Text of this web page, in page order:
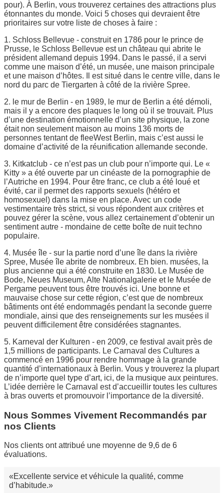
pour). À Berlin, vous trouverez certaines des attractions plus
étonnantes du monde. Voici 5 choses qui devraient être
prioritaires sur votre liste de choses à faire :
1. Schloss Bellevue - construit en 1786 pour le prince de
Prusse, le Schloss Bellevue est un château qui abrite le
président allemand depuis 1994. Dans le passé, il a servi
comme une maison d’été, un musée, une maison principale
et une maison d’hôtes. Il est situé dans le centre ville, dans le
nord du parc de Tiergarten à côté de la rivière Spree.
2. le mur de Berlin - en 1989, le mur de Berlin a été démoli,
mais il y a encore des plaques le long où il se trouvait. Plus
d’une destination émotionnelle d’un site physique, la zone
était non seulement maison au moins 136 morts de
personnes tentant de fleeWest Berlin, mais c’est aussi le
domaine d’activité de la réunification allemande seconde.
3. Kitkatclub - ce n’est pas un club pour n’importe qui. Le «
Kitty » a été ouverte par un cinéaste de la pornographie de
l’Autriche en 1994. Pour être franc, ce club a été loué et
évité, car il permet des rapports sexuels (hétéro et
homosexuel) dans la mise en place. Avec un code
vestimentaire très strict, si vous répondent aux critères et
pouvez gérer la scène, vous allez certainement d’obtenir un
sentiment autre - mondaine de cette boîte de nuit techno
populaire.
4. Musée île - sur la partie nord d’une île dans la rivière
Spree, Musée île abrite de nombreux. Eh bien. musées, la
plus ancienne qui a été construite en 1830. Le Musée de
Bode, Neues Museum, Alte Nationalgalerie et le Musée de
Pergame peuvent tous être trouvés ici. Une bonne et
mauvaise chose sur cette région, c’est que de nombreux
bâtiments ont été endommagés pendant la seconde guerre
mondiale, ainsi que des renseignements sur les musées il
peuvent difficilement être considérées stagnantes.
5. Karneval der Kulturen - en 2009, ce festival avait près de
1,5 millions de participants. Le Carnaval des Cultures a
commencé en 1996 pour rendre hommage à la grande
quantité d’internationaux à Berlin. Vous y trouverez la plupart
de n’importe quel type d’art, ici, de la musique aux peintures.
L’idée derrière le Carnaval est d’accueillir toutes les cultures
à bras ouverts et promouvoir l’importance de la diversité.
Nous Sommes Vivement Recommandés par
nos Clients
Nos clients ont attribué une moyenne de 9,6 de 6
évaluations.
Excellente service et véhicule la qualité, comme
d’habitude.